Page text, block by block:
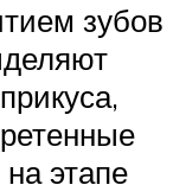
зубов
этапе